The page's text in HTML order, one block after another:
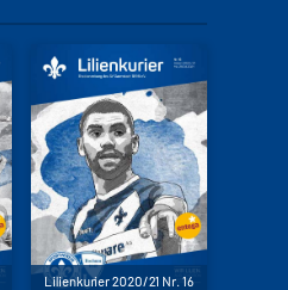
Lilienkurier 2020/21 Nr. 16